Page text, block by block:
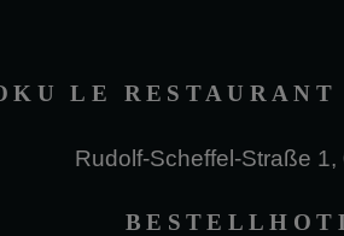
LE
Rudolf-Scheffel-Straße 1,